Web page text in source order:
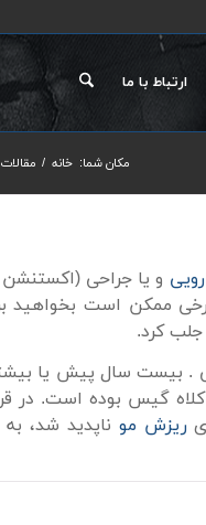
ارتباط با ما
مکان شما: خانه /
و یا جراحی (
ممکن است بخواهید
جلب کرد.
. بیست سال پیش یا
کلاه گیس بوده است. در
ریزش مو ناپدید شد، به